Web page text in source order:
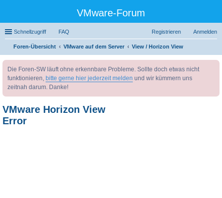
VMware-Forum
Schnellzugriff FAQ Anmelden
Registrieren
Foren-Übersicht VMware auf dem Server
View / Horizon View
Die Foren-SW läuft ohne erkennbare Probleme. Sollte doch etwas nicht
funktionieren, bitte gerne hier jederzeit melden und wir kümmern uns
zeitnah darum. Danke!
VMware Horizon View
Error